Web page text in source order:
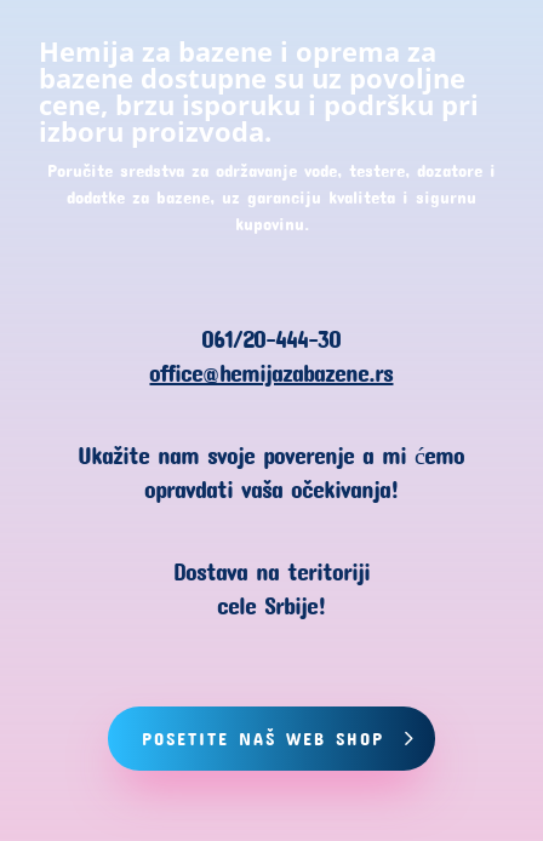
Hemija za bazene i oprema za
bazene dostupne su uz povoljne
cene, brzu isporuku i podršku pri
izboru proizvoda.
Poručite sredstva za održavanje vode, testere, dozatore i
dodatke za bazene, uz garanciju kvaliteta i sigurnu
kupovinu.
061/20-444-30
office@hemijazabazene.rs
Ukažite nam svoje poverenje a mi ćemo
opravdati vaša očekivanja!
Dostava na teritoriji
cele Srbije!
POSETITE NAŠ WEB SHOP